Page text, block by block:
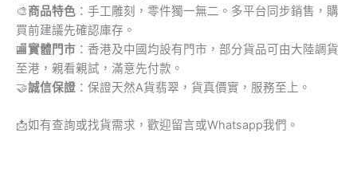
🎨商品特色 ：手工雕刻，零件獨一無二。多平台同步銷售，購
買前建議先確認庫存。
🏬實體門市 ：香港及中國均設有門市，部分貨品可由大陸調貨
至港，親看親試，滿意先付款。
🤝誠信保證 ：保證天然A貨翡翠，貨真價實，服務至上。
📩如有查詢或找貨需求，歡迎留言或Whatsapp我們。